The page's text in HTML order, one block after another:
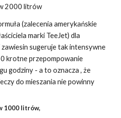
2000 litrów
(zalecenia amerykańskie
marki TeeJet) dla
sugeruje tak intensywne
krotne przepompowanie
godziny - a to oznacza , że
do mieszania nie powinny
1000 litrów,